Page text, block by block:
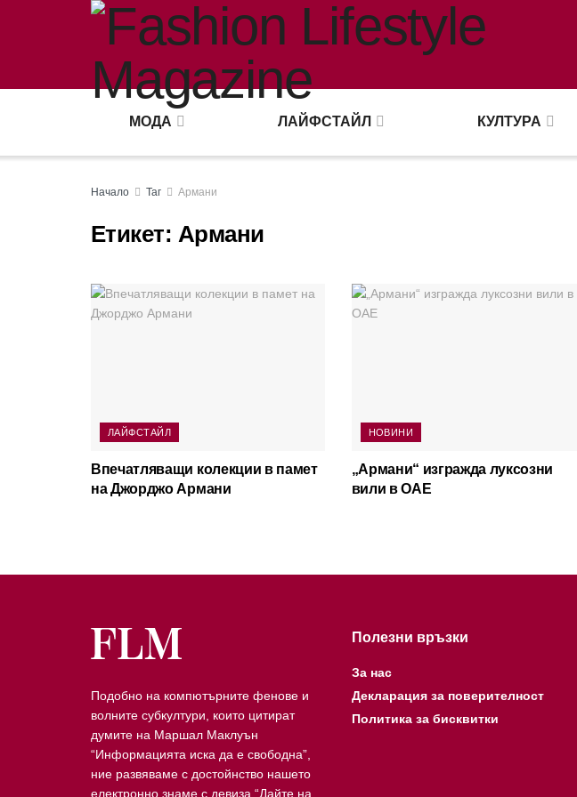
МОДА ЛАЙФСТАЙЛ КУЛТУРА
Начало Таг Армани
Етикет: Армани
ЛАЙФСТАЙЛ
Впечатляващи колекции в памет
на Джорджо Армани
НОВИНИ
„Армани“ изгражда луксозни
вили в ОАЕ
Подобно на компютърните фенове и
волните субкултури, които цитират
думите на Маршал Маклуън
“Информацията иска да е свободна”,
ние развяваме с достойнство нашето
електронно знаме с девиза “Дайте на
Полезни връзки
За нас
Декларация за поверителност
Политика за бисквитки